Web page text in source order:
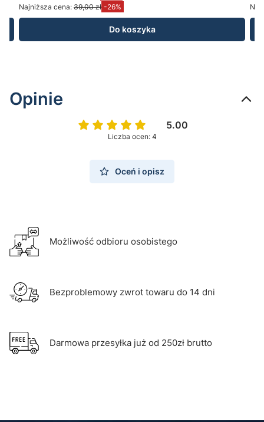
Najniższa cena: 39,00 zł -26%
Do koszyka
Opinie
5.00
Liczba ocen: 4
Oceń i opisz
Możliwość odbioru osobistego
Bezproblemowy zwrot towaru do 14 dni
Darmowa przesyłka już od 250zł brutto